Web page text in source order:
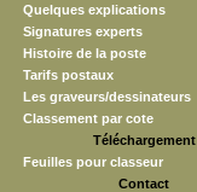
Quelques explications
Signatures experts
Histoire de la poste
Tarifs postaux
Les graveurs/dessinateurs
Classement par cote
Téléchargement
Feuilles pour classeur
Contact